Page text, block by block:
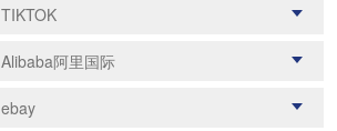
农药和杀虫剂设备
儿童用品
灯具产品
食品接触类
化妆品
新加坡站点
TIKTOK
暂不支持类
儿童用品
Alibaba阿里国际
婴儿睡眠用品
ebay